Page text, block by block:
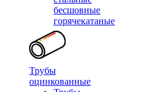
бесшовные
горячекатаные
Трубы
оцинкованные